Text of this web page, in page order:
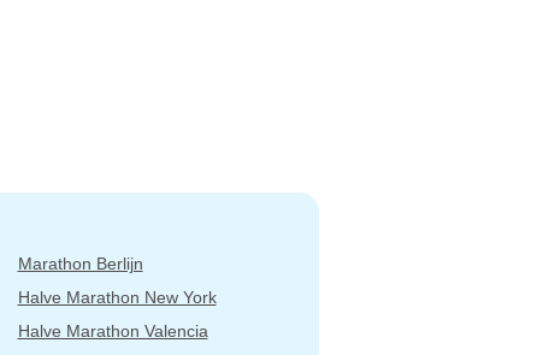
Marathon Berlijn
Halve Marathon New York
Halve Marathon Valencia